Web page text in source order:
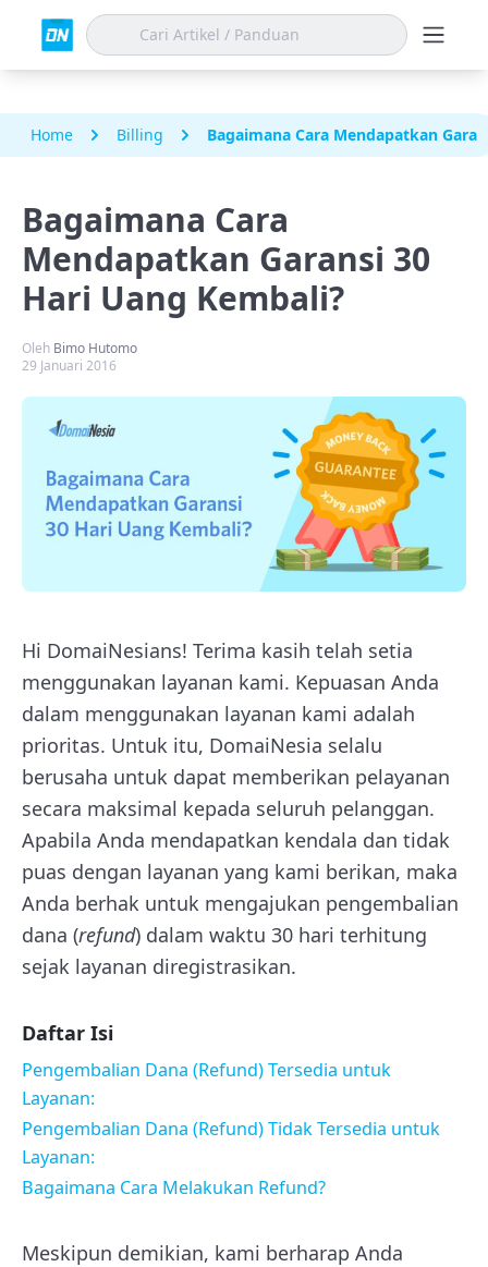
Home Billing Bagaimana Cara Mendapatkan
Bagaimana Cara
Mendapatkan Garansi 30
Hari Uang Kembali?
Oleh Bimo Hutomo
29 Januari 2016
Hi DomaiNesians! Terima kasih telah setia
menggunakan layanan kami. Kepuasan Anda
dalam menggunakan layanan kami adalah
prioritas. Untuk itu, DomaiNesia selalu
berusaha untuk dapat memberikan pelayanan
secara maksimal kepada seluruh pelanggan.
Apabila Anda mendapatkan kendala dan tidak
puas dengan layanan yang kami berikan, maka
Anda berhak untuk mengajukan pengembalian
dana (refund) dalam waktu 30 hari terhitung
sejak layanan diregistrasikan.
Daftar Isi
Pengembalian Dana (Refund) Tersedia untuk
Layanan:
Pengembalian Dana (Refund) Tidak Tersedia untuk
Layanan:
Bagaimana Cara Melakukan Refund?
Meskipun demikian, kami berharap Anda